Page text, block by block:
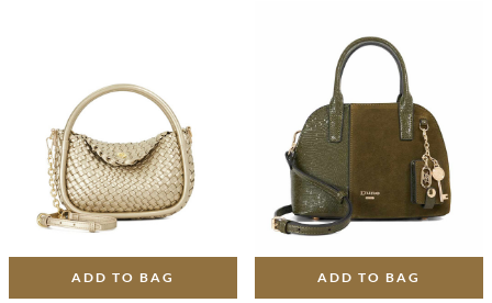
ADD TO BAG
ADD TO BAG